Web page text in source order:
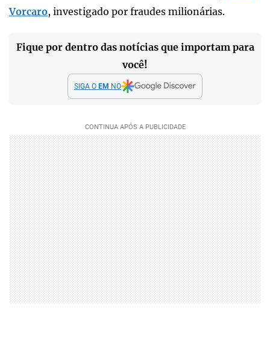
Vorcaro, investigado por fraudes milionárias.
Fique por dentro das notícias que importam para
você!
SIGA O EM NO